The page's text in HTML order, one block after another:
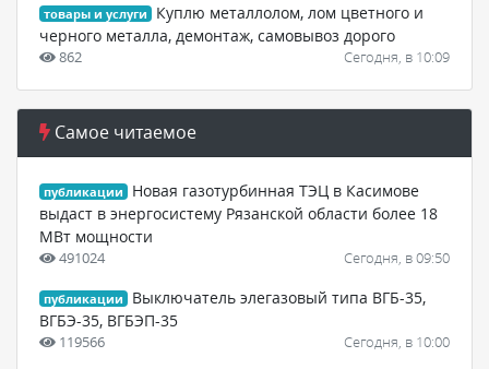
товары и услуги
Куплю металлолом, лом цветного и
черного металла, демонтаж, самовывоз дорого
862 Сегодня, в 10:09
Самое читаемое
публикации
Новая газотурбинная ТЭЦ в Касимове
выдаст в энергосистему Рязанской области более 18
МВт мощности
491024 Сегодня, в 09:50
публикации
Выключатель элегазовый типа ВГБ-35,
ВГБЭ-35, ВГБЭП-35
119566 Сегодня, в 10:00